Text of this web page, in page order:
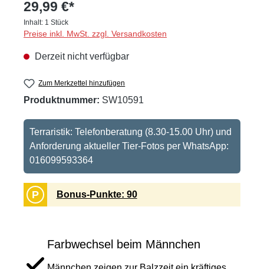
29,99 €*
Inhalt: 1 Stück
Preise inkl. MwSt. zzgl. Versandkosten
Derzeit nicht verfügbar
Zum Merkzettel hinzufügen
Produktnummer: SW10591
Terraristik: Telefonberatung (8.30-15.00 Uhr) und
Anforderung aktueller Tier-Fotos per WhatsApp:
016099593364
P Bonus-Punkte: 90
Farbwechsel beim Männchen